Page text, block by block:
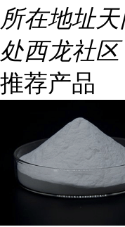
所在地址天
处西龙社区
推荐产品